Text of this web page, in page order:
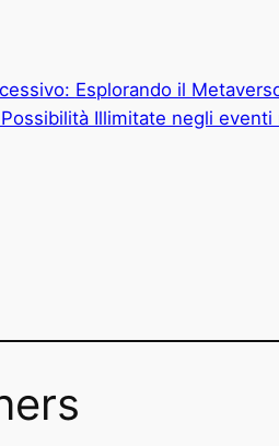
Esplorando il
Illimitate negli eventi